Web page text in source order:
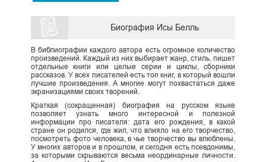
Биография Исы Белль
В библиографии каждого автора есть огромное количество
произведений. Каждый из них выбирает жанр, стиль, пишет
отдельные книги или целые серии и циклы, сборники
рассказов. У всех писателей есть топ книг, в который вошли
лучшие произведения. А многие могут похвастаться даже
экранизациями своих творений.
Краткая (сокращенная) биография на русском языке
позволяет узнать много интересной и полезной
информации про писателя: дата его рождения, в какой
стране он родился, где жил, что влияло на его творчество,
посмотреть фото человека, в чье творчество вы влюблены.
У многих авторов и в прошлом, и сегодня есть псевдонимы,
за которыми скрываются весьма неординарные личности.